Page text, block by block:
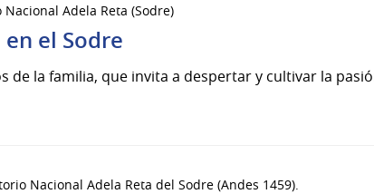
Adela Reta (Sodre)
el Sodre
de la familia, que invita a despertar y cultivar la
Nacional Adela Reta del Sodre (Andes 1459).